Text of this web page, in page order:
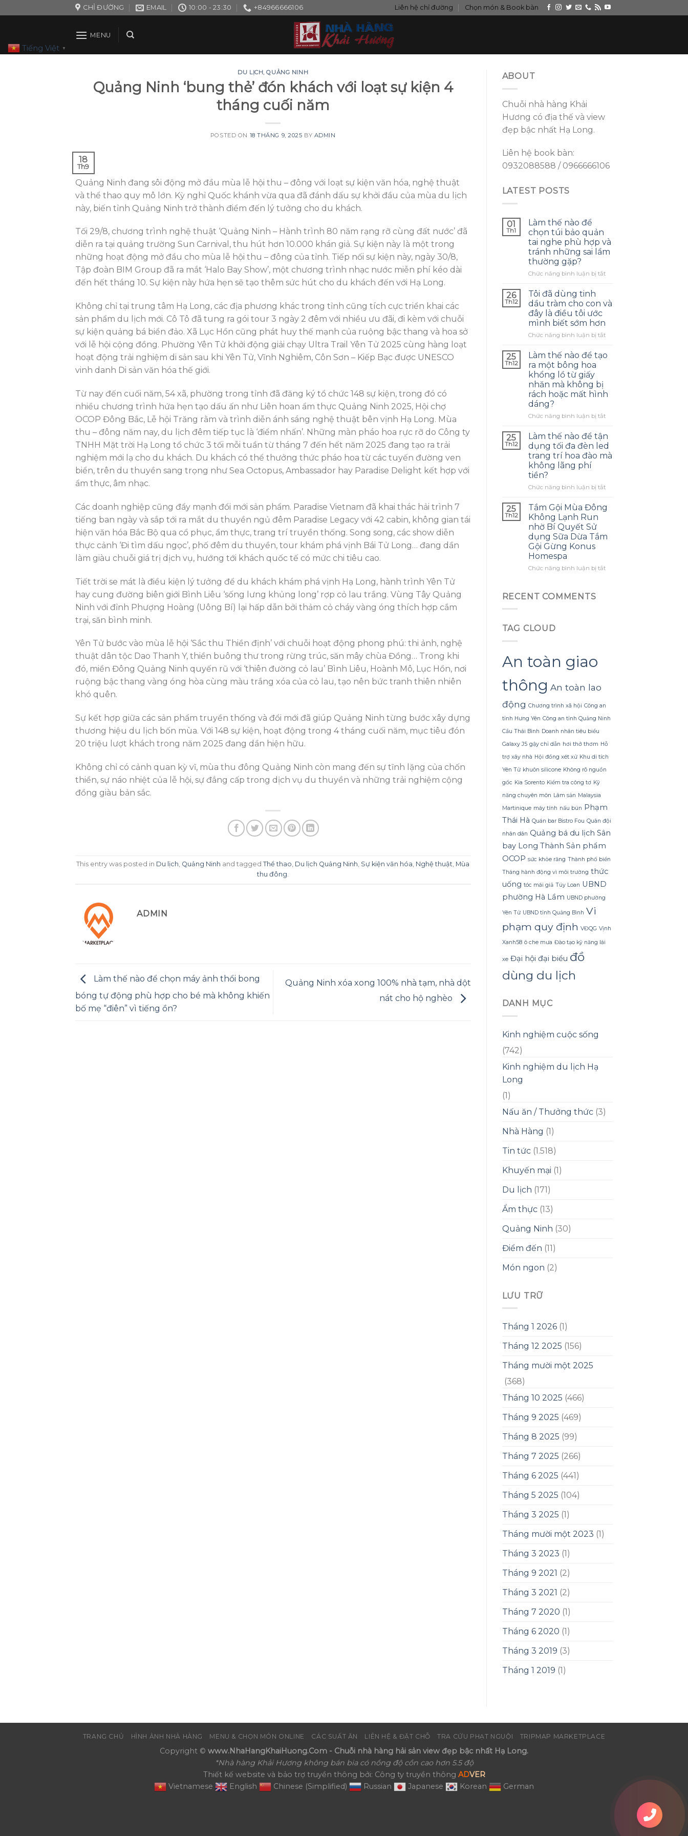
to
CHỈ ĐƯỜNG EMAIL 10:00 - 23:30 +84966666106 Liên hệ chỉ đường Chọn món & Book bàn
MENU
DU LỊCH,QUẢNG NINH
Quảng Ninh ‘bung thẻ’ đón khách với loạt sự kiện 4
tháng cuối năm
POSTED ON 18 THÁNG 9, 2025 BY ADMIN
18
Th9
Quảng Ninh đang sôi động mở đầu mùa lễ hội thu – đông với loạt sự kiện văn hóa, nghệ thuật
và thể thao quy mô lớn. Kỳ nghỉ Quốc khánh vừa qua đã đánh dấu sự khởi đầu của mùa du lịch
này, biến tỉnh Quảng Ninh trở thành điểm đến lý tưởng cho du khách.
Tối 29/8, chương trình nghệ thuật ‘Quảng Ninh – Hành trình 80 năm rạng rỡ cùng đất nước’ đã
diễn ra tại quảng trường Sun Carnival, thu hút hơn 10.000 khán giả. Sự kiện này là một trong
những hoạt động mở đầu cho mùa lễ hội thu – đông của tỉnh. Tiếp nối sự kiện này, ngày 30/8,
Tập đoàn BIM Group đã ra mắt ‘Halo Bay Show’, một chương trình nhạc nước miễn phí kéo dài
đến hết tháng 10. Sự kiện này hứa hẹn sẽ tạo thêm sức hút cho du khách đến với Hạ Long.
Không chỉ tại trung tâm Hạ Long, các địa phương khác trong tỉnh cũng tích cực triển khai các
sản phẩm du lịch mới. Cô Tô đã tung ra gói tour 3 ngày 2 đêm với nhiều ưu đãi, đi kèm với chuỗi
sự kiện quảng bá biển đảo. Xã Lục Hồn cũng phát huy thế mạnh của ruộng bậc thang và hoa sở
với lễ hội cộng đồng. Phường Yên Tử khởi động giải chạy Ultra Trail Yên Tử 2025 cùng hàng loạt
hoạt động trải nghiệm di sản sau khi Yên Tử, Vĩnh Nghiêm, Côn Sơn – Kiếp Bạc được UNESCO
vinh danh Di sản văn hóa thế giới.
Từ nay đến cuối năm, 54 xã, phường trong tỉnh đã đăng ký tổ chức 148 sự kiện, trong đó có
nhiều chương trình hứa hẹn tạo dấu ấn như Liên hoan ẩm thực Quảng Ninh 2025, Hội chợ
OCOP Đông Bắc, Lễ hội Trăng rằm và trình diễn ánh sáng nghệ thuật bên vịnh Hạ Long. Mùa
thu – đông năm nay, du lịch đêm tiếp tục là ‘điểm nhấn’. Những màn pháo hoa rực rỡ do Công ty
TNHH Mặt trời Hạ Long tổ chức 3 tối mỗi tuần từ tháng 7 đến hết năm 2025 đang tạo ra trải
nghiệm mới lạ cho du khách. Du khách có thể thưởng thức pháo hoa từ các tuyến đường ven
biển, trên du thuyền sang trọng như Sea Octopus, Ambassador hay Paradise Delight kết hợp với
ẩm thực, âm nhạc.
Các doanh nghiệp cũng đẩy mạnh đổi mới sản phẩm. Paradise Vietnam đã khai thác hải trình 7
tiếng ban ngày và sắp tới ra mắt du thuyền ngủ đêm Paradise Legacy với 42 cabin, không gian tái
hiện văn hóa Bắc Bộ qua cổ phục, ẩm thực, trang trí truyền thống. Song song, các show diễn
thực cảnh ‘Đi tìm dấu ngọc’, phố đêm du thuyền, tour khám phá vịnh Bái Tử Long… đang dần
làm giàu chuỗi giá trị dịch vụ, hướng tới khách quốc tế có mức chi tiêu cao.
Tiết trời se mát là điều kiện lý tưởng để du khách khám phá vịnh Hạ Long, hành trình Yên Tử
hay cung đường biên giới Bình Liêu ‘sống lưng khủng long’ rợp cỏ lau trắng. Vùng Tây Quảng
Ninh với đỉnh Phượng Hoàng (Uông Bí) lại hấp dẫn bởi thảm cỏ cháy vàng óng thích hợp cắm
trại, săn bình minh.
Yên Tử bước vào mùa lễ hội ‘Sắc thu Thiền định’ với chuỗi hoạt động phong phú: thi ảnh, nghệ
thuật dân tộc Dao Thanh Y, thiền buông thư trong rừng trúc, săn mây chùa Đồng… Trong khi
đó, miền Đông Quảng Ninh quyến rũ với ‘thiên đường cỏ lau’ Bình Liêu, Hoành Mô, Lục Hồn, nơi
ruộng bậc thang vàng óng hòa cùng màu trắng xóa của cỏ lau, tạo nên bức tranh thiên nhiên
khó quên.
Sự kết hợp giữa các sản phẩm truyền thống và đổi mới đã giúp Quảng Ninh từng bước xây dựng
thương hiệu du lịch bốn mùa. Với 148 sự kiện, hoạt động trong 4 tháng cuối năm, mục tiêu đón
20 triệu lượt khách trong năm 2025 đang dần hiện hữu.
Không chỉ có cảnh quan kỳ vĩ, mùa thu đông Quảng Ninh còn mang đến sự tĩnh lặng của chốn
thiền, sự náo nhiệt của lễ hội, sự đẳng cấp trong dịch vụ du thuyền và những trải nghiệm cộng
đồng giàu bản sắc.
This entry was posted in Du lịch, Quảng Ninh and taggedThể thao, Du lịch Quảng Ninh, Sự kiện văn hóa, Nghệ thuật, Mùa
thu đông.
ADMIN
Làm thế nào để chọn máy ảnh thổi bong
bóng tự động phù hợp cho bé mà không khiến
bố mẹ “điên” vì tiếng ồn?
Quảng Ninh xóa xong 100% nhà tạm, nhà dột
nát cho hộ nghèo
ABOUT
Chuỗi nhà hàng Khải
Hương có địa thế và view
đẹp bậc nhất Hạ Long.
Liên hệ book bàn:
0932088588 / 0966666106
LATEST POSTS
01
Th1
Làm thế nào để
chọn túi bảo quản
tai nghe phù hợp và
tránh những sai lầm
thường gặp?
Chức năng bình luận bị tắtở
nào
để
túi
bảo
nghe
tránh
gặp?
26
Th12
Tôi đã dùng tinh
dầu tràm cho con và
đây là điều tôi ước
mình biết sớm hơn
Chức năng bình luận bị tắtở
đã
dùng
cho
điều
tôi
ước
hơn
25
Th12
Làm thế nào để tạo
ra một bông hoa
khổng lồ từ giấy
nhăn mà không bị
rách hoặc mất hình
dáng?
Chức năng bình luận bị tắtở
thế
nào
để
tạo
bông
lồ
nhăn
rách
25
Th12
Làm thế nào để tận
dụng tối đa đèn led
trang trí hoa đào mà
không lãng phí
tiền?
Chức năng bình luận bị tắtở
thế
nào
dụng
25
Th12
Tắm Gội Mùa Đông
Không Lạnh Run
nhờ Bí Quyết Sử
dụng Sữa Dừa Tắm
Gội Gừng Konus
Homespa
Chức năng bình luận bị tắtở
Gội
Gừng
RECENT COMMENTS
TAG CLOUD
An toàn giao
thông An toàn lao
động Chương trình xã hội Công an
tỉnh Hưng Yên Công an tỉnh Quảng Ninh
Cầu Thái Bình Doanh nhân tiêu biểu
Galaxy J5 gậy chỉ dẫn hơi thở thơm Hỗ
trợ xây nhà Hội đồng xét xử Khu di tích
Yên Tử khuôn silicone Không rõ nguồn
gốc Kia Sorento Kiểm tra công tơ Kỹ
năng chuyên môn Lâm sản Malaysia
Martinique máy tính nấu bún Phạm
Thái Hà Quán bar Bistro Fou Quân đội
nhân dân Quảng bá du lịch Sân
bay Long Thành Sản phẩm
OCOP sức khỏe răng Thành phố biển
Tháng hành động vì môi trường thức
uống tóc mái giả Túy Loan UBND
phường Hà Lầm UBND phường
Yên Tử UBND tỉnh Quảng Bình Vi
phạm quy định VĐQG Vịnh
Xanh58 ô che mưa Đào tạo kỹ năng lái
xe Đại hội đại biểu đồ
dùng du lịch
DANH MỤC
Kinh nghiệm cuộc sống
(742)
Kinh nghiệm du lịch Hạ
Long
(1)
Nấu ăn / Thưởng thức(3)
Nhà Hàng (1)
Tin tức(1.518)
Khuyến mại (1)
Du lịch (171)
Ẩm thực(13)
Quảng Ninh (30)
Điểm đến (11)
Món ngon (2)
LƯU TRỮ
Tháng 1 2026(1)
Tháng 12 2025 (156)
Tháng mười một 2025
(368)
Tháng 10 2025 (466)
Tháng 9 2025 (469)
Tháng 8 2025 (99)
Tháng 7 2025 (266)
Tháng 6 2025 (441)
Tháng 5 2025 (104)
Tháng 3 2025 (1)
Tháng mười một 2023 (1)
Tháng 3 2023 (1)
Tháng 9 2021 (2)
Tháng 3 2021 (2)
Tháng 7 2020 (1)
Tháng 6 2020 (1)
Tháng 3 2019 (3)
Tháng 1 2019 (1)
TRANG CHỦ HÌNH ẢNH NHÀ HÀNG MENU & CHỌN MÓN ONLINE CÁC SUẤT ĂN LIÊN HỆ & ĐẶT CHỖ TRA CỨU PHẠT NGUỘI TRIPMAP MARKETPLACE
Copyright © www.NhaHangKhaiHuong.Com - Chuỗi nhà hàng hải sản view đẹp bậc nhất Hạ Long.
*Nhà hàng Khải Hương không bán bia có nồng độ cồn cao hơn 5.5 độ
Thiết kế website và bảo trợ truyền thông bởi: Công ty truyền thông ADVER
Vietnamese
English Chinese (Simplified) Russian Japanese Korean German
Tiếng Việt ▼